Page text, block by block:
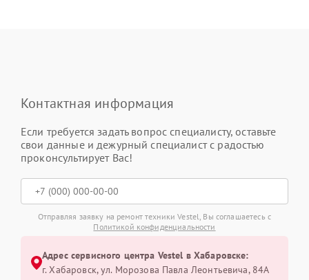
Контактная информация
Если требуется задать вопрос специалисту, оставьте
свои данные и дежурный специалист с радостью
проконсультирует Вас!
Отправляя заявку на ремонт техники Vestel, Вы соглашаетесь с
Политикой конфиденциальности
Адрес сервисного центра Vestel в Хабаровске:
г. Хабаровск, ул. Морозова Павла Леонтьевича, 84А